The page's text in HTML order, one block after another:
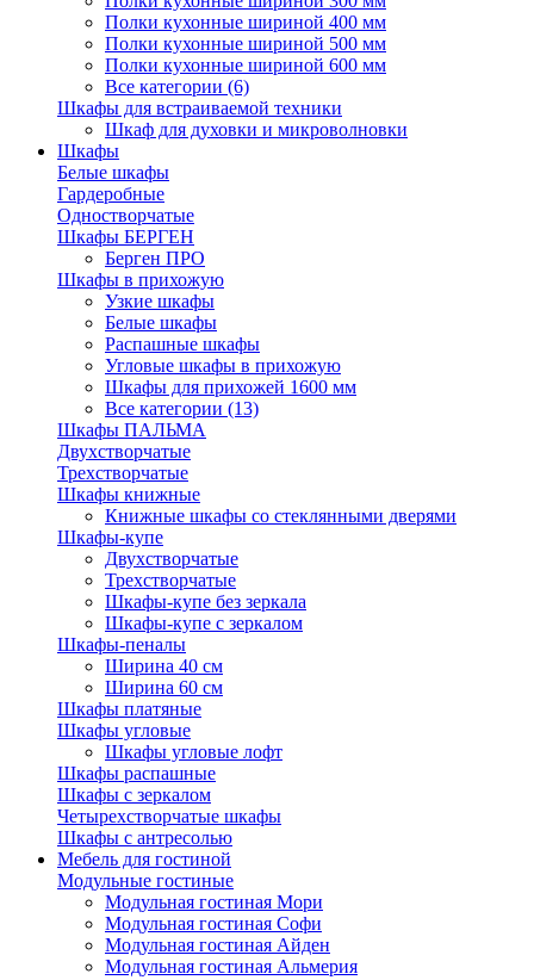
Полки кухонные шириной 400 мм
Полки кухонные шириной 500 мм
Полки кухонные шириной 600 мм
Все категории (6)
Шкафы для встраиваемой техники
Шкаф для духовки и микроволновки
Шкафы
Белые шкафы
Гардеробные
Одностворчатые
Шкафы БЕРГЕН
Берген ПРО
Шкафы в прихожую
Узкие шкафы
Белые шкафы
Распашные шкафы
Угловые шкафы в прихожую
Шкафы для прихожей 1600 мм
Все категории (13)
Шкафы ПАЛЬМА
Двухстворчатые
Трехстворчатые
Шкафы книжные
Книжные шкафы со стеклянными дверями
Шкафы-купе
Двухстворчатые
Трехстворчатые
Шкафы-купе без зеркала
Шкафы-купе с зеркалом
Шкафы-пеналы
Ширина 40 см
Ширина 60 см
Шкафы платяные
Шкафы угловые
Шкафы угловые лофт
Шкафы распашные
Шкафы с зеркалом
Четырехстворчатые шкафы
Шкафы с антресолью
Мебель для гостиной
Модульные гостиные
Модульная гостиная Мори
Модульная гостиная Софи
Модульная гостиная Айден
Модульная гостиная Альмерия